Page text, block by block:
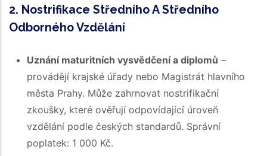
2. Nostrifikace Středního A Středního
Odborného Vzdělání
Uznání maturitních vysvědčení a diplomů –
provádějí krajské úřady nebo Magistrát hlavního
města Prahy. Může zahrnovat nostrifikační
zkoušky, které ověřují odpovídající úroveň
vzdělání podle českých standardů. Správní
poplatek: 1 000 Kč.